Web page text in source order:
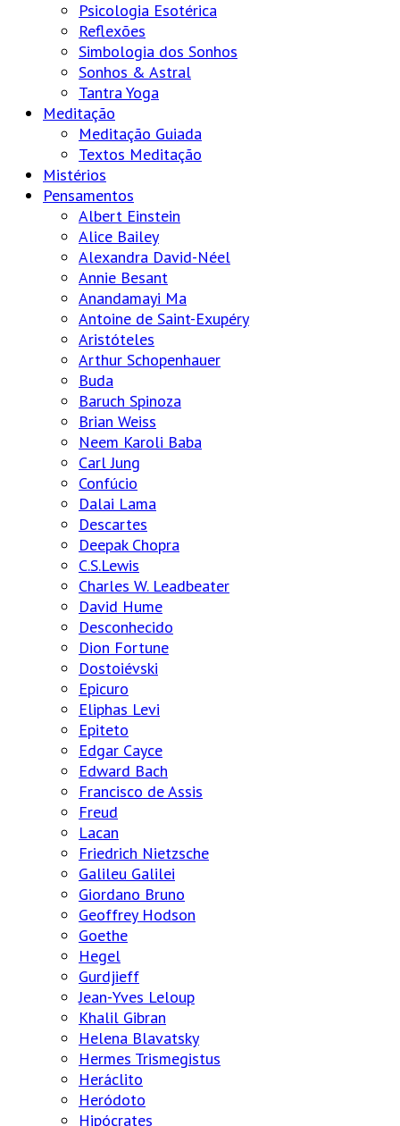
Psicologia Esotérica
Reflexões
Simbologia dos Sonhos
Sonhos & Astral
Tantra Yoga
Meditação
Meditação Guiada
Textos Meditação
Mistérios
Pensamentos
Albert Einstein
Alice Bailey
Alexandra David-Néel
Annie Besant
Anandamayi Ma
Antoine de Saint-Exupéry
Aristóteles
Arthur Schopenhauer
Buda
Baruch Spinoza
Brian Weiss
Neem Karoli Baba
Carl Jung
Confúcio
Dalai Lama
Descartes
Deepak Chopra
C.S.Lewis
Charles W. Leadbeater
David Hume
Desconhecido
Dion Fortune
Dostoiévski
Epicuro
Eliphas Levi
Epiteto
Edgar Cayce
Edward Bach
Francisco de Assis
Freud
Lacan
Friedrich Nietzsche
Galileu Galilei
Giordano Bruno
Geoffrey Hodson
Goethe
Hegel
Gurdjieff
Jean-Yves Leloup
Khalil Gibran
Helena Blavatsky
Hermes Trismegistus
Heráclito
Heródoto
Hipócrates